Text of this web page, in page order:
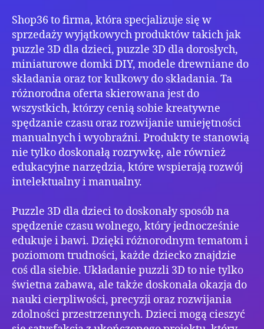
Shop36 to firma, która specjalizuje się w
sprzedaży wyjątkowych produktów takich jak
puzzle 3D dla dzieci, puzzle 3D dla dorosłych,
miniaturowe domki DIY, modele drewniane do
składania oraz tor kulkowy do składania. Ta
różnorodna oferta skierowana jest do
wszystkich, którzy cenią sobie kreatywne
spędzanie czasu oraz rozwijanie umiejętności
manualnych i wyobraźni. Produkty te stanowią
nie tylko doskonałą rozrywkę, ale również
edukacyjne narzędzia, które wspierają rozwój
intelektualny i manualny.
Puzzle 3D dla dzieci to doskonały sposób na
spędzenie czasu wolnego, który jednocześnie
edukuje i bawi. Dzięki różnorodnym tematom i
poziomom trudności, każde dziecko znajdzie
coś dla siebie. Układanie puzzli 3D to nie tylko
świetna zabawa, ale także doskonała okazja do
nauki cierpliwości, precyzji oraz rozwijania
zdolności przestrzennych. Dzieci mogą cieszyć